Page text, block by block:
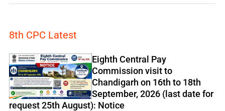
8th CPC Latest
Eighth Central Pay
Commission visit to
Chandigarh on 16th to 18th
September, 2026 (last date for
request 25th August): Notice